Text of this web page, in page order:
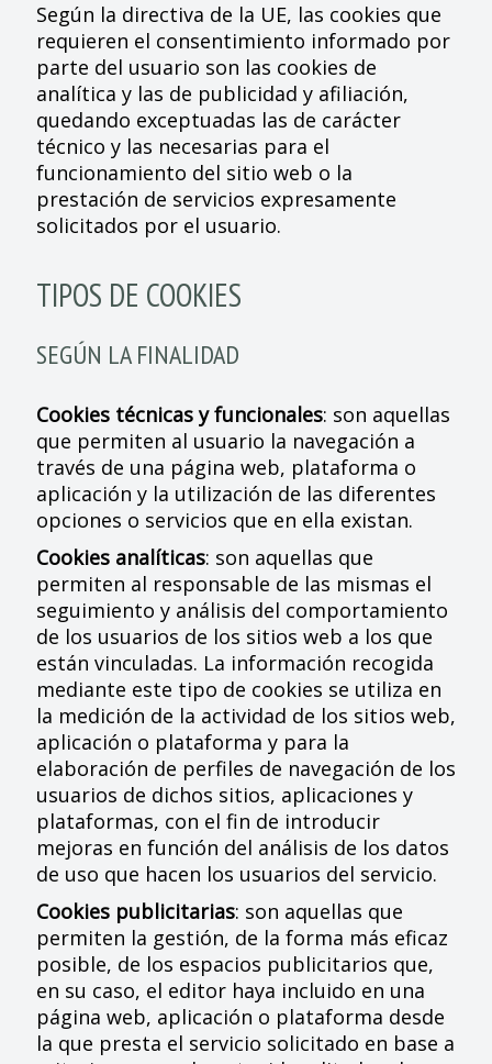
Según la directiva de la UE, las cookies que
requieren el consentimiento informado por
parte del usuario son las cookies de
analítica y las de publicidad y afiliación,
quedando exceptuadas las de carácter
técnico y las necesarias para el
funcionamiento del sitio web o la
prestación de servicios expresamente
solicitados por el usuario.
TIPOS DE COOKIES
SEGÚN LA FINALIDAD
Cookies técnicas y funcionales: son aquellas
que permiten al usuario la navegación a
través de una página web, plataforma o
aplicación y la utilización de las diferentes
opciones o servicios que en ella existan.
Cookies analíticas: son aquellas que
permiten al responsable de las mismas el
seguimiento y análisis del comportamiento
de los usuarios de los sitios web a los que
están vinculadas. La información recogida
mediante este tipo de cookies se utiliza en
la medición de la actividad de los sitios web,
aplicación o plataforma y para la
elaboración de perfiles de navegación de los
usuarios de dichos sitios, aplicaciones y
plataformas, con el fin de introducir
mejoras en función del análisis de los datos
de uso que hacen los usuarios del servicio.
Cookies publicitarias: son aquellas que
permiten la gestión, de la forma más eficaz
posible, de los espacios publicitarios que,
en su caso, el editor haya incluido en una
página web, aplicación o plataforma desde
la que presta el servicio solicitado en base a